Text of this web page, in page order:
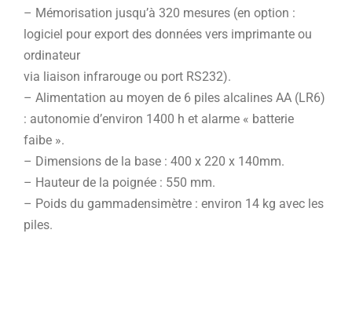
– Mémorisation jusqu’à 320 mesures (en option :
logiciel pour export des données vers imprimante ou
ordinateur
via liaison infrarouge ou port RS232).
– Alimentation au moyen de 6 piles alcalines AA (LR6)
: autonomie d’environ 1400 h et alarme « batterie
faibe ».
– Dimensions de la base : 400 x 220 x 140mm.
– Hauteur de la poignée : 550 mm.
– Poids du gammadensimètre : environ 14 kg avec les
piles.